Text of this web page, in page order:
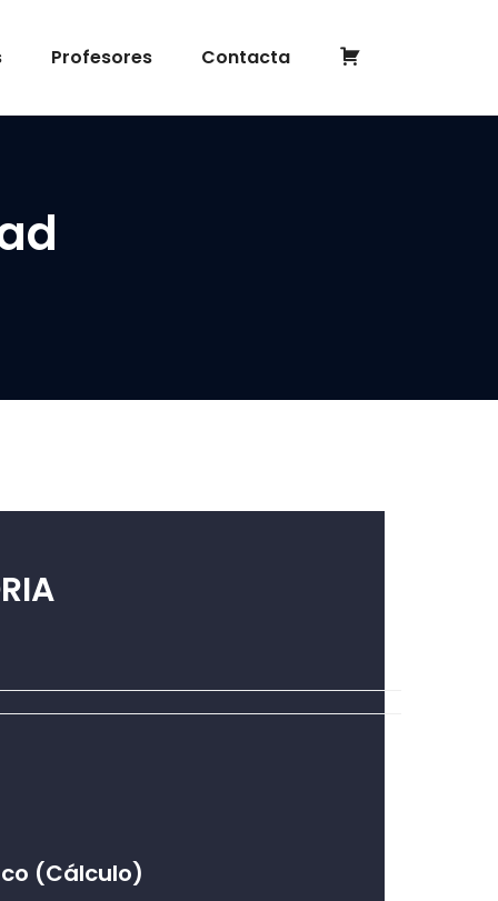
Profesores Contacta
Completar
(Cálculo)